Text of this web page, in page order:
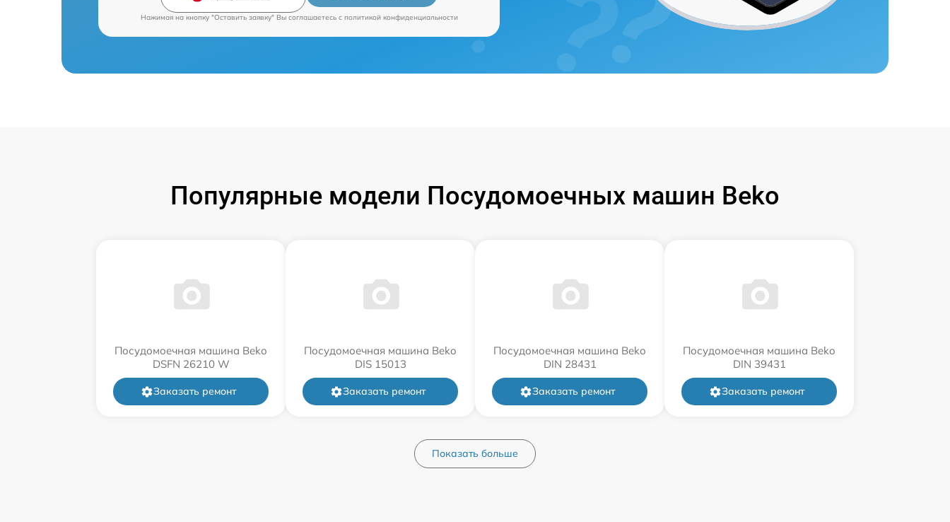
Нажимая на кнопку "Оставить заявку" Вы соглашаетесь c политикой конфиденциальности
Популярные модели Посудомоечных машин Beko
Посудомоечная машина Beko
DSFN 26210 W
Заказать ремонт
Посудомоечная машина Beko
DIS 15013
Заказать ремонт
Посудомоечная машина Beko
DIN 28431
Заказать ремонт
Посудомоечная машина Beko
DIN 39431
Заказать ремонт
Показать больше